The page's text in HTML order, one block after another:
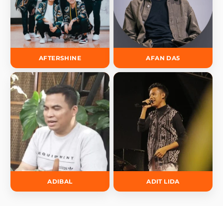
AFTERSHINE AFAN DA5
ADIBAL ADIT LIDA